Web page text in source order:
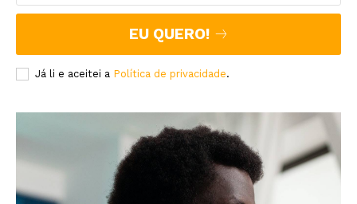
EU QUERO!
Já li e aceitei a Política de privacidade.